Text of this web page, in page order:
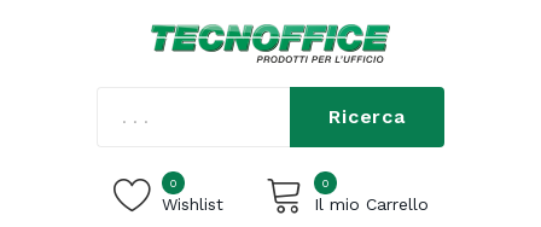
Ricerca
0
Wishlist
0
Il mio Carrello